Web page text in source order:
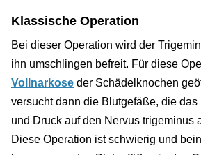
Klassische Operation
Bei dieser Operation wird der
ihn umschlingen befreit. Für diese
Vollnarkose der Schädelknochen
versucht dann die Blutgefäße, die
und Druck auf den Nervus trigeminus
Diese Operation ist schwierig und